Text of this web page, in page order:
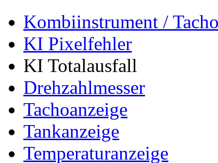
Kombiinstrument /
KI Pixelfehler
KI Totalausfall
Drehzahlmesser
Tachoanzeige
Tankanzeige
Temperaturanzeige